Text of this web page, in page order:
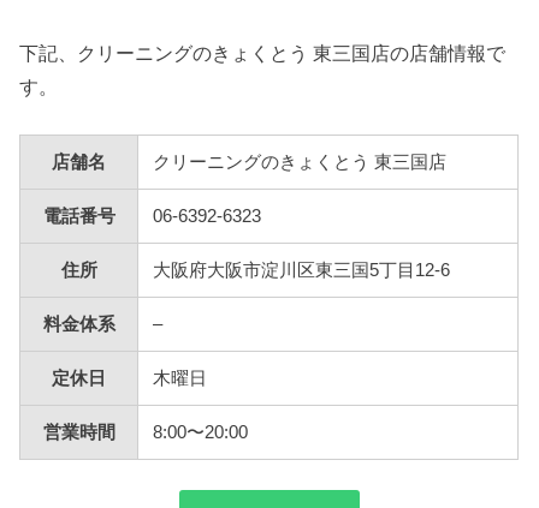
下記、クリーニングのきょくとう 東三国店の店舗情報で
す。
店舗名 クリーニングのきょくとう 東三国店
電話番号 06-6392-6323
住所 大阪府大阪市淀川区東三国5丁目12-6
料金体系 –
定休日 木曜日
営業時間 8:00〜20:00